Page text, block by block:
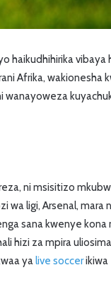
haikudhihirika vibaya
Afrika, wakionesha
wanayoweza
ni msisitizo
wa ligi, Arsenal, mara
sana kwenye
hizi za mpira
yalive soccerikiwa